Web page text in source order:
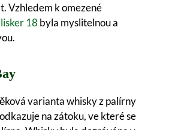
Vzhledem k omezené
18 byla myslitelnou a
varianta whisky z palírny
na zátoku, ve které se